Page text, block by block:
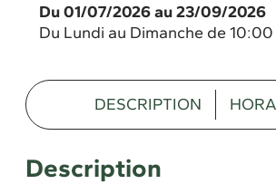
Du 01/07/2026 au 23/09/2026
Du Lundi au Dimanche de 10:00
DESCRIPTION
Description